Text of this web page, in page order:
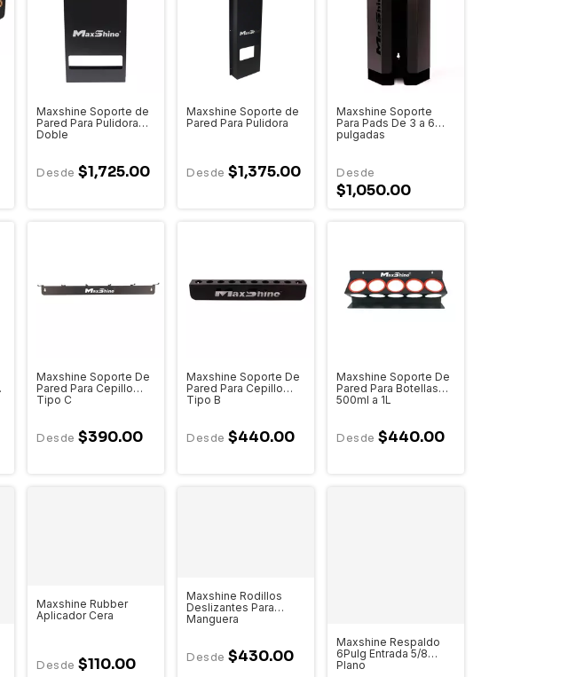
Maxshine Soporte de
Pared Para Pulidora
Doble
$1,725.00
Maxshine Soporte de
Pared Para Pulidora
$1,375.00
Maxshine Soporte
Para Pads De 3 a 6
pulgadas
$1,050.00
Maxshine Soporte De
Pared Para Cepillo
Tipo C
$390.00
Maxshine Soporte De
Pared Para Cepillo
Tipo B
$440.00
Maxshine Soporte De
Pared Para Botellas
500ml a 1L
$440.00
Maxshine Rubber
Aplicador Cera
$110.00
Maxshine Rodillos
Deslizantes Para
Manguera
$430.00
Maxshine Respaldo
6Pulg Entrada 5/8
Plano